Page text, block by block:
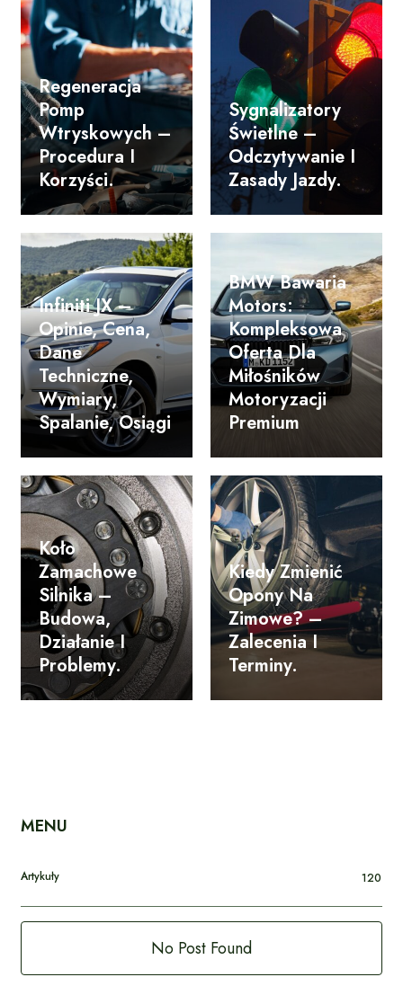
Regeneracja
Pomp
Wtryskowych –
Procedura I
Korzyści.
Sygnalizatory
Świetlne –
Odczytywanie I
Zasady Jazdy.
Infiniti JX –
Opinie, Cena,
Dane
Techniczne,
Wymiary,
Spalanie, Osiągi
BMW Bawaria
Motors:
Kompleksowa
Oferta Dla
Miłośników
Motoryzacji
Premium
Koło
Zamachowe
Silnika –
Budowa,
Działanie I
Problemy.
Kiedy Zmienić
Opony Na
Zimowe? –
Zalecenia I
Terminy.
MENU
Artykuły 120
No Post Found